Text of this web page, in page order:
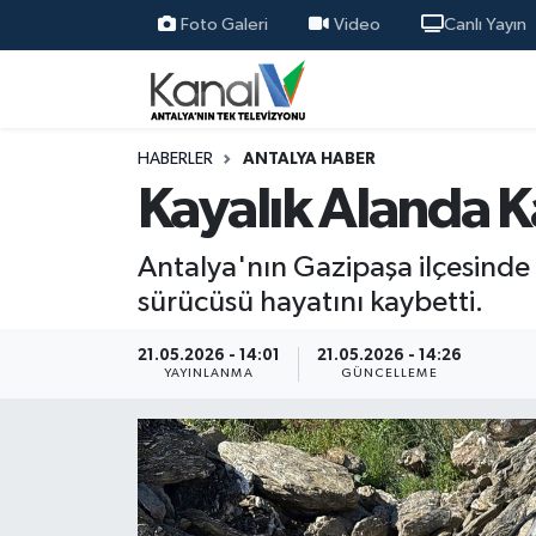
Foto Galeri Video Canlı Yayın
HABERLER ANTALYA HABER
Kayalık Alanda
Antalya'nın Gazipaşa
sürücüsü hayatını kaybetti.
21.05.2026 - 14:01
YAYINLANMA
21.05.2026 - 14:26
GÜNCELLEME
Ana Haber
Antalya Haber
Günün Manşetleri
Haber Kuşakları
Nöbetçi Eczaneler
Hava Durumu
Trafik Durumu
Süper Lig Puan Durumu ve Fikstür
Haber Arşivi